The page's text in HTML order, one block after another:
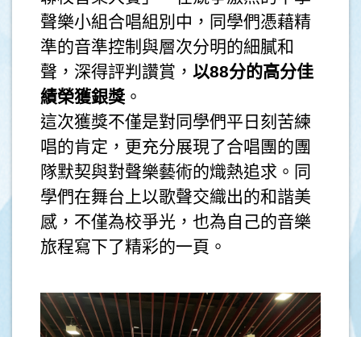
聲樂小組合唱組別中，同學們憑藉精
準的音準控制與層次分明的細膩和
聲，深得評判讚賞， 以88分的高分佳
績榮獲銀獎 。
這次獲獎不僅是對同學們平日刻苦練
唱的肯定，更充分展現了合唱團的團
隊默契與對聲樂藝術的熾熱追求。同
學們在舞台上以歌聲交織出的和諧美
感，不僅為校爭光，也為自己的音樂
旅程寫下了精彩的一頁。